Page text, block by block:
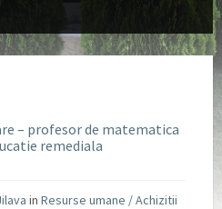
– profesor de matematica
remediala
in Resurse umane / Achizitii